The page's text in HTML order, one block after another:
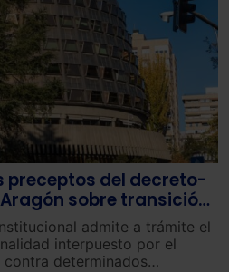
preceptos del decreto-
sobre transición
admite a trámite el
idad interpuesto por el
contra determinados